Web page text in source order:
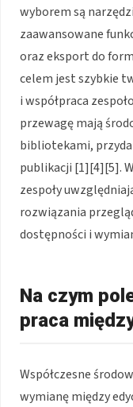
wyborem są
zaawansowane
oraz eksport do
celem jest szybkie
i współpraca
przewagę mają
bibliotekami,
publikacji [1][4][5].
zespoły
rozwiązania
dostępności i
Na czym
praca
Współczesne
wymianę między